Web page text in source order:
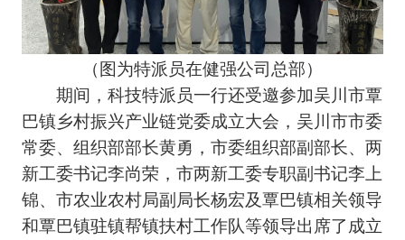
（图为特派员在健强公司总部）
期间，科技特派员一行还受邀参加吴川市覃
巴镇乡村振兴产业链党委成立大会，吴川市市委
常委、组织部部长黄勇，市委组织部副部长、两
新工委书记李尚荣，市两新工委专职副书记李上
锦、市农业农村局副局长杨宏及覃巴镇相关领导
和覃巴镇驻镇帮镇扶村工作队等领导出席了成立